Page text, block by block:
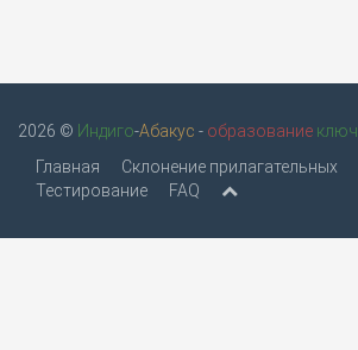
2026 © Индиго-Абакус - образование ключ
Главная
Склонение прилагательных
Тестирование
FAQ